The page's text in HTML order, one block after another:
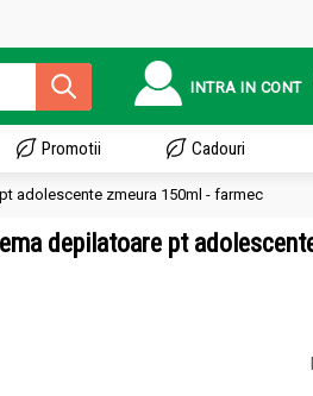
INTRA IN CONT
Promotii Cadouri
adolescente zmeura 150ml - farmec
depilatoare pt